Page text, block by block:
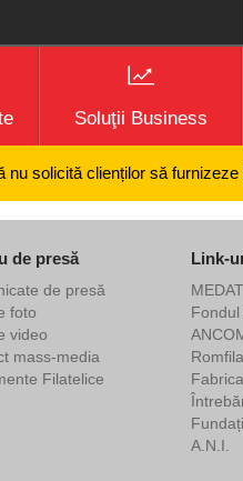
Soluţii Business
solicită clienților să furnizeze
de presă
de presă
foto
video
mass-media
Filatelice
Link-
MEDAT
A.N.I.